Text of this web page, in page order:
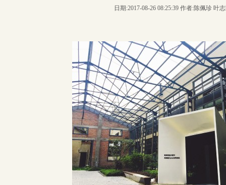
日期:2017-08-26 08:25:39 作者:陈佩珍 叶